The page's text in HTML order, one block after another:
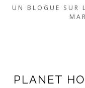
UN BLOGUE SUR
PLANET